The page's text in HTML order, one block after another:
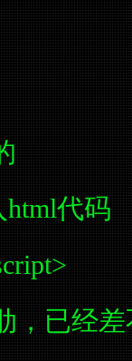
代码
，已经